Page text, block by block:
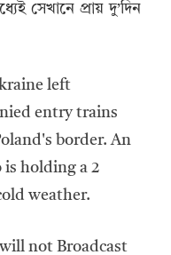
সেখানে প্রায় দু’দিন
left
entry trains
border. An
holding a 2
weather.
not Broadcast